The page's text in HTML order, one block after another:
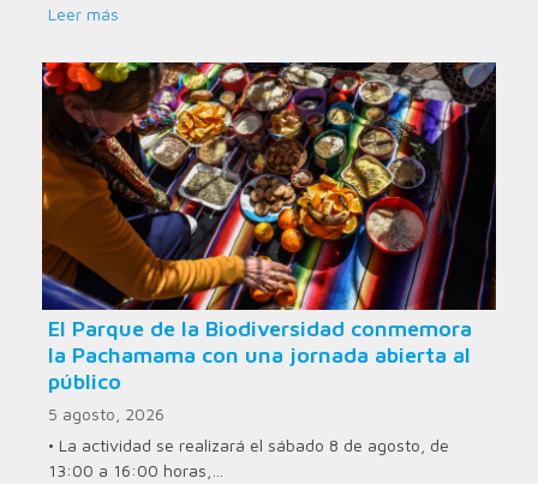
Leer más
El Parque de la Biodiversidad conmemora
la Pachamama con una jornada abierta al
público
5 agosto, 2026
• La actividad se realizará el sábado 8 de agosto, de
13:00 a 16:00 horas,…